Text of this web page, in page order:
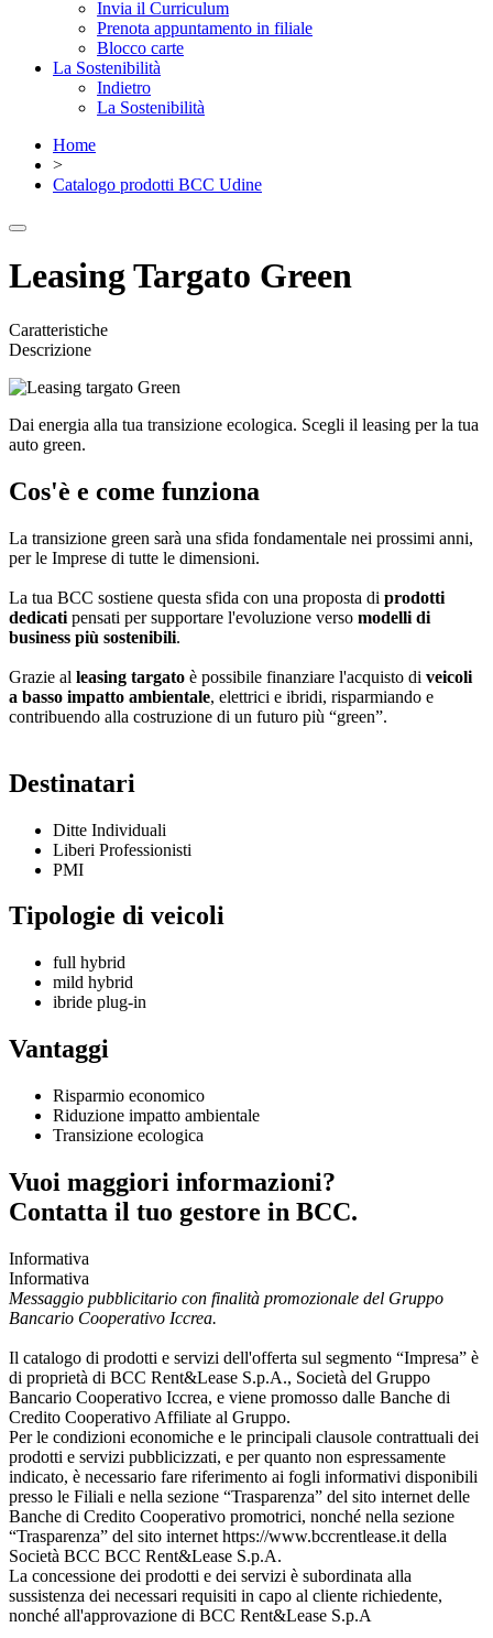
Invia il Curriculum
Prenota appuntamento in filiale
Blocco carte
La Sostenibilità
Indietro
La Sostenibilità
Home
>
Catalogo prodotti BCC Udine
Leasing Targato Green
Caratteristiche
Descrizione
Dai energia alla tua transizione ecologica. Scegli il leasing per la tua
auto green.
Cos'è e come funziona
La transizione green sarà una sfida fondamentale nei prossimi anni,
per le Imprese di tutte le dimensioni.
La tua BCC sostiene questa sfida con una proposta di prodotti
dedicati pensati per supportare l'evoluzione verso modelli di
business più sostenibili.
Grazie al leasing targato è possibile finanziare l'acquisto di veicoli
a basso impatto ambientale, elettrici e ibridi, risparmiando e
contribuendo alla costruzione di un futuro più “green”.
Destinatari
Ditte Individuali
Liberi Professionisti
PMI
Tipologie di veicoli
full hybrid
mild hybrid
ibride plug-in
Vantaggi
Risparmio economico
Riduzione impatto ambientale
Transizione ecologica
Vuoi maggiori informazioni?
Contatta il tuo gestore in BCC.
Informativa
Informativa
Messaggio pubblicitario con finalità promozionale del Gruppo
Bancario Cooperativo Iccrea.
Il catalogo di prodotti e servizi dell'offerta sul segmento “Impresa” è
di proprietà di BCC Rent&Lease S.p.A., Società del Gruppo
Bancario Cooperativo Iccrea, e viene promosso dalle Banche di
Credito Cooperativo Affiliate al Gruppo.
Per le condizioni economiche e le principali clausole contrattuali dei
prodotti e servizi pubblicizzati, e per quanto non espressamente
indicato, è necessario fare riferimento ai fogli informativi disponibili
presso le Filiali e nella sezione “Trasparenza” del sito internet delle
Banche di Credito Cooperativo promotrici, nonché nella sezione
“Trasparenza” del sito internet https://www.bccrentlease.it della
Società BCC BCC Rent&Lease S.p.A.
La concessione dei prodotti e dei servizi è subordinata alla
sussistenza dei necessari requisiti in capo al cliente richiedente,
nonché all'approvazione di BCC Rent&Lease S.p.A